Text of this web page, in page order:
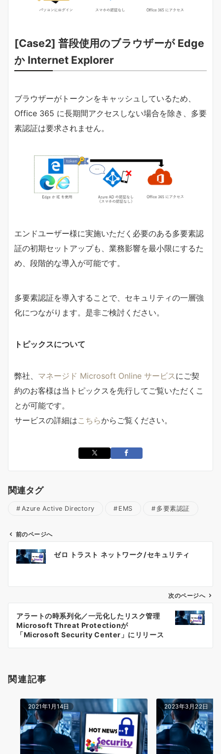
[Case2] 普段使用のブラウザーが Edge
か Internet Explorer
ブラウザーがトークンをキャッシュしているため、
Office 365 に長期間アクセスしない場合を除き、多要
素認証は要求されません。
エンドユーザー様に実施いただく必要のある多要素認
証の初期セットアップも、業務影響を最小限にするた
め、段階的な導入が可能です。
多要素認証を導入することで、セキュリティの一層強
化につながります。是非ご検討ください。
トピックスについて
弊社、 マネージド Microsoft Online サービス にご契
約のお客様は当トピックスを先行してご覧いただくこ
とが可能です。
サービスの詳細はこちらからご覧ください。
関連タグ
Azure Active Directory EMS 多要素認証
ン
前のページへ
ゼロ トラスト ネットワーク/セキュリティ
次のページへ
アラートの時系列化／一元化したリスク管理
Microsoft Threat Protectionが
「Microsoft Security Center」にリリース
関連記事
2021年1月14日 2023年3月22日